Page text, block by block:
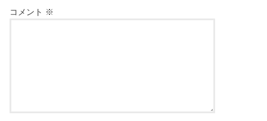
コメント ※